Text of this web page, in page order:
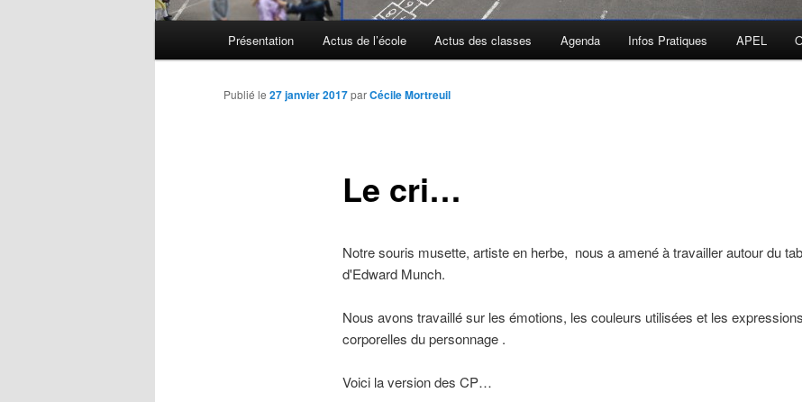
Aller au contenu principal
Aller au contenu secondaire
Présentation Actus de l’école Actus des classes Agenda Infos Pratiques APEL
Le cri…
Publié le 27 janvier 2017parCécile Mortreuil
Notre souris musette, artiste en herbe, nous a amené à travailler autour du
d'Edward Munch.
Nous avons travaillé sur les émotions, les couleurs utilisées et les expressions
corporelles du personnage .
Voici la version des CP…